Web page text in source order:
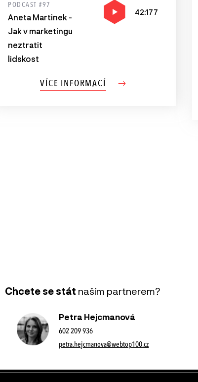
PODCAST #97
Aneta Martinek -
Jak v marketingu
neztratit
lidskost
42:177
VÍCE INFORMACÍ
Chcete se stát naším partnerem?
Petra Hejcmanová
602 209 936
petra.hejcmanova@webtop100.cz